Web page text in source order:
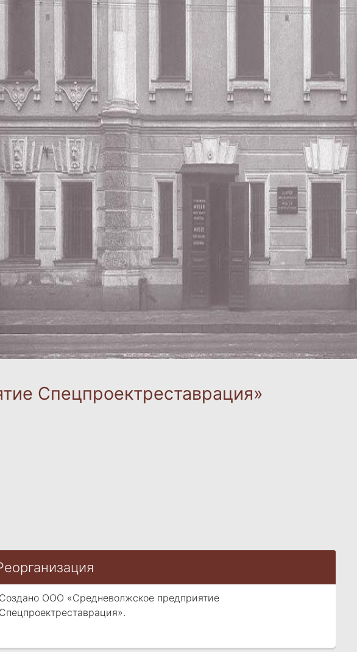
Спецпроектреставрация»
Создано ООО «Средневолжское предприятие
Спецпроектреставрация».